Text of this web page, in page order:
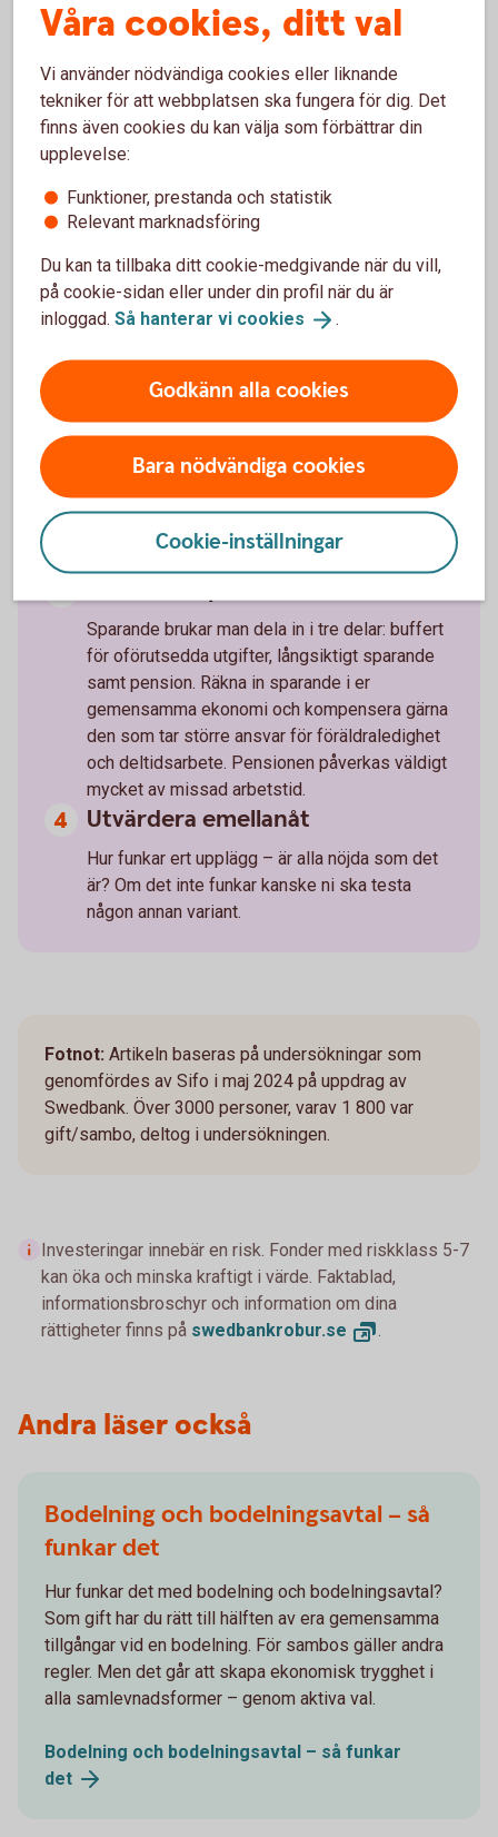
Fyra tips från vår
hållbarhetsekonom
Bestäm vad som är rättvist för er
Ska ni ha gemensam, delad eller en egen
variant utifrån era förutsättningar? Försök
diskutera er fram till en lösning som känns bra.
Och glöm inte hur ni ska hantera oförutsedda
Gör en budget
mellanrum för att se att ni följer er plan. Spara
alla kvitton under några månader för att få en
som oftast betalar vad.
Sparande brukar man dela in i tre delar: buffert
för oförutsedda utgifter, långsiktigt sparande
samt pension. Räkna in sparande i er
gemensamma ekonomi och kompensera gärna
den som tar större ansvar för föräldraledighet
och deltidsarbete. Pensionen påverkas väldigt
mycket av missad arbetstid.
Utvärdera emellanåt
Hur funkar ert upplägg – är alla nöjda som det
är? Om det inte funkar kanske ni ska testa
någon annan variant.
Fotnot: Artikeln baseras på undersökningar som
genomfördes av Sifo i maj 2024 på uppdrag av
Swedbank. Över 3000 personer, varav 1 800 var
gift/sambo, deltog i undersökningen.
Investeringar innebär en risk. Fonder med riskklass 5-7
kan öka och minska kraftigt i värde. Faktablad,
informationsbroschyr och information om dina
rättigheter finns på swedbankrobur.se
Andra läser också
Bodelning och bodelningsavtal – så
funkar det
Hur funkar det med bodelning och bodelningsavtal?
Som gift har du rätt till hälften av era gemensamma
tillgångar vid en bodelning. För sambos gäller andra
regler. Men det går att skapa ekonomisk trygghet i
alla samlevnadsformer – genom aktiva val.
Bodelning och bodelningsavtal – så funkar
det
Våra cookies, ditt val
Vi använder nödvändiga cookies eller liknande
tekniker för att webbplatsen ska fungera för dig. Det
finns även cookies du kan välja som förbättrar din
upplevelse:
Funktioner, prestanda och statistik
Relevant marknadsföring
Du kan ta tillbaka ditt cookie-medgivande när du vill,
på cookie-sidan eller under din profil när du är
inloggad. Så hanterar vi cookies .
Godkänn alla cookies
Bara nödvändiga cookies
Cookie-inställningar